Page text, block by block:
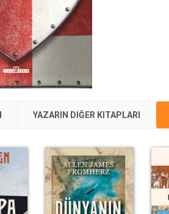
YAZARIN DIĞER KITAPLARI